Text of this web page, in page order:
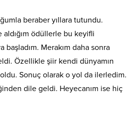
beraber yıllara tutundu.
ödüllerle bu keyifli
başladım. Merakım daha sonra
Özellikle şiir kendi dünyamın
oldu. Sonuç olarak o yol da ilerledim.
dile geldi. Heyecanım ise hiç